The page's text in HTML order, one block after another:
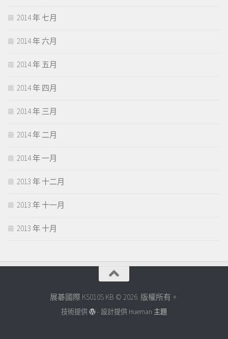
2014 年 七月
2014 年 六月
2014 年 五月
2014 年 四月
2014 年 三月
2014 年 二月
2014 年 一月
2013 年 十二月
2013 年 十一月
2013 年 十月
展碁國際 KS010S KB © 2026. 版權所有。
技術提供 - 設計提供 Hueman 主題